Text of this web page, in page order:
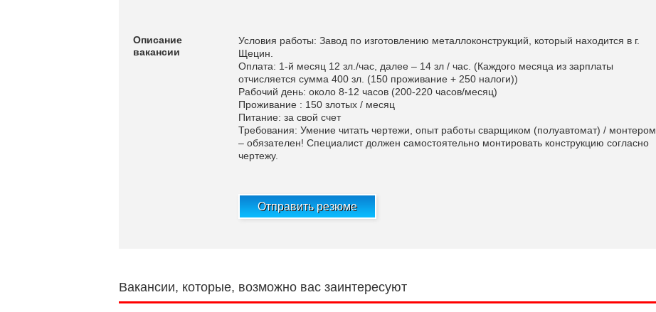
Описание
вакансии
Условия работы: Завод по изготовлению металлоконструкций, который находится в г.
Щецин.
Оплата: 1-й месяц 12 зл./час, далее – 14 зл / час. (Каждого месяца из зарплаты
отчисляется сумма 400 зл. (150 проживание + 250 налоги))
Рабочий день: около 8-12 часов (200-220 часов/месяц)
Проживание : 150 злотых / месяц
Питание: за свой счет
Требования: Умение читать чертежи, опыт работы сварщиком (полуавтомат) / монтером
– обязателен! Специалист должен самостоятельно монтировать конструкцию согласно
чертежу.
Отправить резюме
Вакансии, которые, возможно вас заинтересуют